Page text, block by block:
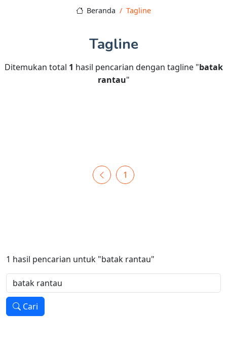
Beranda Tagline
Tagline
Ditemukan total 1 hasil pencarian dengan tagline "batak
rantau"
1
1 hasil pencarian untuk "batak rantau"
Cari